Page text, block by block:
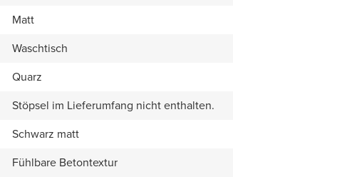
Matt
Waschtisch
Quarz
Stöpsel im Lieferumfang nicht enthalten.
Schwarz matt
Fühlbare Betontextur